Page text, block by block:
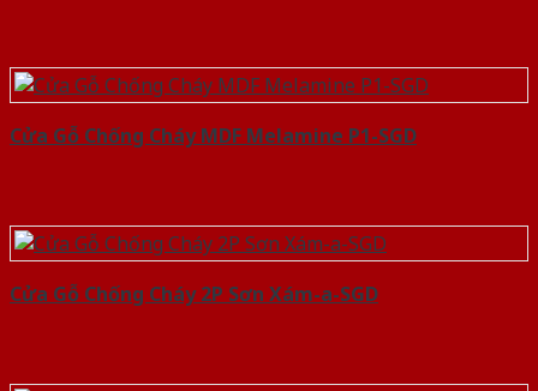
Cửa Gỗ Chống Cháy MDF Melamine P1-SGD
Cửa Gỗ Chống Cháy 2P Sơn Xám-a-SGD